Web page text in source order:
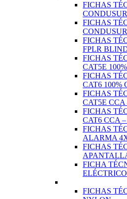
FICHAS
CONDUSUR
FICHAS
CONDUSUR
FICHAS
FPLR
FICHAS
CAT5E
FICHAS
CAT6 100%
FICHAS
CAT5E
FICHAS
CAT6 CCA
FICHAS
ALARMA
FICHAS
FICHA
FICHAS